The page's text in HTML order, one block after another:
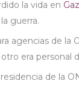
la vida en
guerra.
agencias de la
era personal
de la